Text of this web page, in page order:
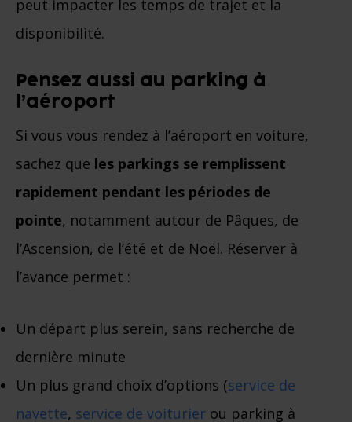
peut impacter les temps de trajet et la
disponibilité.
Pensez aussi au parking à
l’aéroport
Si vous vous rendez à l’aéroport en voiture,
sachez que les parkings se remplissent
rapidement pendant les périodes de
pointe, notamment autour de Pâques, de
l’Ascension, de l’été et de Noël. Réserver à
l’avance permet :
Un départ plus serein, sans recherche de
dernière minute
Un plus grand choix d’options (service de
navette, service de voiturier ou parking à